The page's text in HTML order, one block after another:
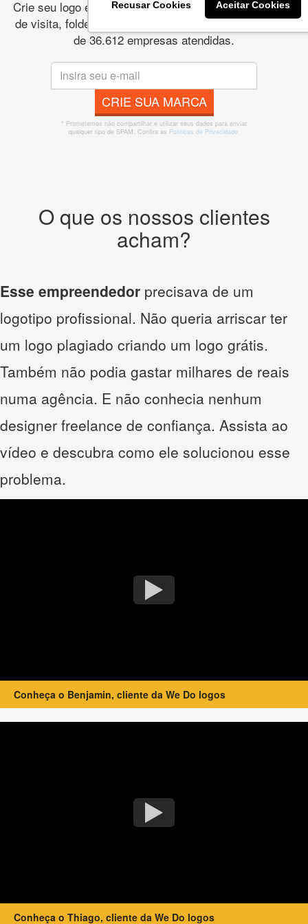
Recusar Cookies Aceitar Cookies
Crie seu logo e marca online: papelaria, banner, cartão
de visita, folder, flyer, website e muito mais. São mais
de 36.612 empresas atendidas.
CRIE SUA MARCA
* Prometemos não compartilhar e utilizar seus dados para enviar
qualquer tipo de SPAM. Confira as Políticas de Privacidade.
O que os nossos clientes
acham?
Esse empreendedor precisava de um
logotipo profissional. Não queria arriscar ter
um logo plagiado criando um logo grátis.
Também não podia gastar milhares de reais
numa agência. E não conhecia nenhum
designer freelance de confiança. Assista ao
vídeo e descubra como ele solucionou esse
problema.
Conheça o Benjamin, cliente da We Do logos
Conheça o Thiago, cliente da We Do logos